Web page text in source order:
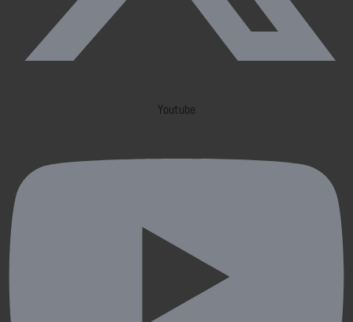
Youtube